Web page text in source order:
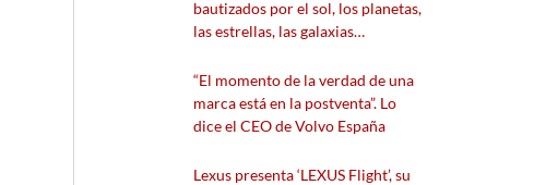
bautizados por el sol, los planetas,
las estrellas, las galaxias…
“El momento de la verdad de una
marca está en la postventa”. Lo
dice el CEO de Volvo España
Lexus presenta ‘LEXUS Flight’, su